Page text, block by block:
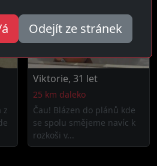
z
Viktorie, 31 let
25 km daleko
Čau! Blázen do plánů kde
se spolu smějeme navíc k
rozkoši v...
Odejít ze stránek